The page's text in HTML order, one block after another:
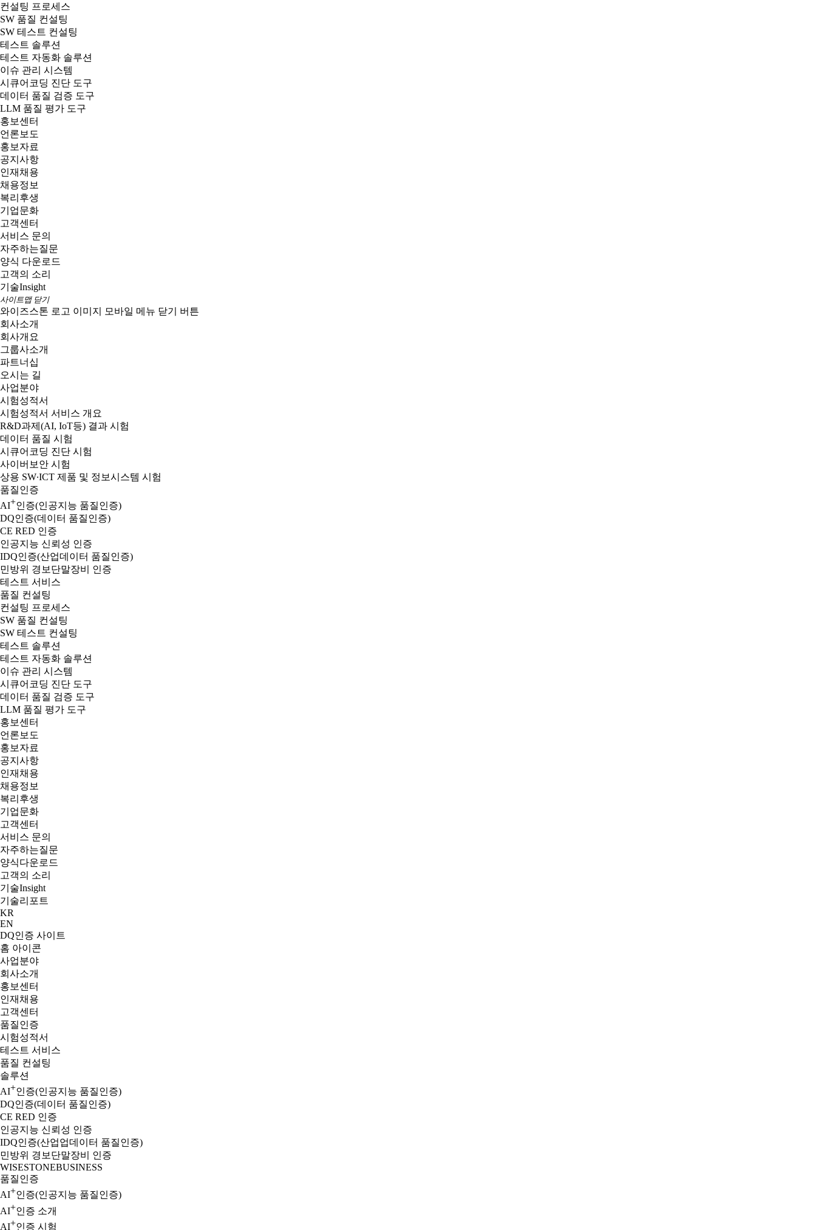
컨설팅 프로세스
SW 품질 컨설팅
SW 테스트 컨설팅
테스트 솔루션
테스트 자동화 솔루션
이슈 관리 시스템
시큐어코딩 진단 도구
데이터 품질 검증 도구
LLM 품질 평가 도구
홍보센터
언론보도
홍보자료
공지사항
인재채용
채용정보
복리후생
기업문화
고객센터
서비스 문의
자주하는질문
양식 다운로드
고객의 소리
기술Insight
사이트맵 닫기
와이즈스톤 로고 이미지
모바일 메뉴 닫기 버튼
회사소개
회사개요
그룹사소개
파트너십
오시는 길
사업분야
시험성적서
시험성적서 서비스 개요
R&D과제(AI, IoT등) 결과 시험
데이터 품질 시험
시큐어코딩 진단 시험
사이버보안 시험
상용 SW∙ICT 제품 및 정보시스템 시험
품질인증
AI+인증(인공지능 품질인증)
DQ인증(데이터 품질인증)
CE RED 인증
인공지능 신뢰성 인증
IDQ인증(산업데이터 품질인증)
민방위 경보단말장비 인증
테스트 서비스
품질 컨설팅
컨설팅 프로세스
SW 품질 컨설팅
SW 테스트 컨설팅
테스트 솔루션
테스트 자동화 솔루션
이슈 관리 시스템
시큐어코딩 진단 도구
데이터 품질 검증 도구
LLM 품질 평가 도구
홍보센터
언론보도
홍보자료
공지사항
인재채용
채용정보
복리후생
기업문화
고객센터
서비스 문의
자주하는질문
양식다운로드
고객의 소리
기술Insight
기술리포트
KR
EN
DQ인증 사이트
홈 아이콘
사업분야
회사소개
홍보센터
인재채용
고객센터
품질인증
시험성적서
테스트 서비스
품질 컨설팅
솔루션
AI+인증(인공지능 품질인증)
DQ인증(데이터 품질인증)
CE RED 인증
인공지능 신뢰성 인증
IDQ인증(산업업데이터 품질인증)
민방위 경보단말장비 인증
WISESTONEBUSINESS
품질인증
AI+인증(인공지능 품질인증)
AI+인증 소개
AI+인증 시험